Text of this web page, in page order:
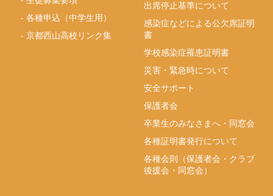
-各種申込（中学生用）
-京都西山高校リンク集
出席停止基準について
感染症などによる公欠席証明
書
学校感染症罹患証明書
災害・緊急時について
安全サポート
保護者会
卒業生のみなさまへ・同窓会
各種証明書発行について
各種会則（保護者会・クラブ
後援会・同窓会）